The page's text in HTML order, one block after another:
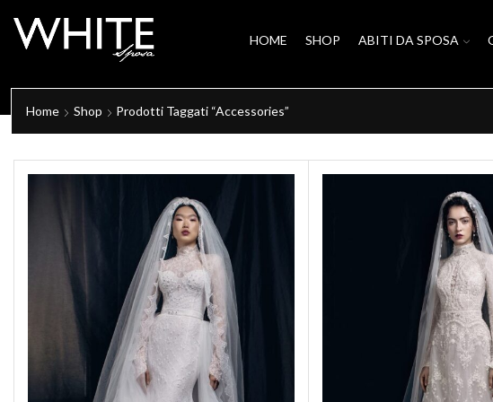
HOME SHOP ABITI DA SPOSA
Home Shop Prodotti Taggati “accessories”